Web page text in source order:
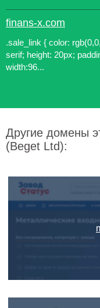
finans-x.com
.sale_link { color:
serif; height: 20px;
width:96...
Другие домены
(Beget Ltd):